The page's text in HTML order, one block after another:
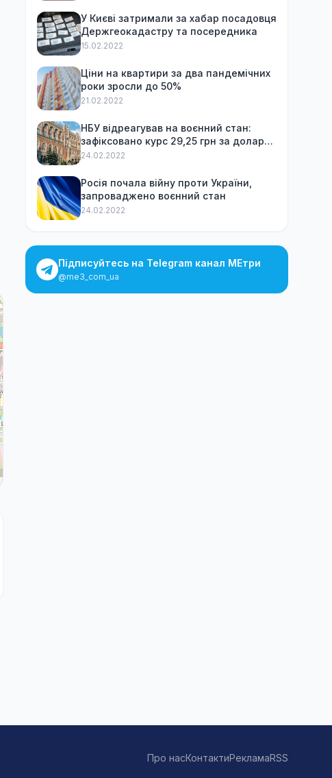
У Києві затримали за хабар посадовця
Держгеокадастру та посередника
15.02.2022
Ціни на квартири за два пандемічних
роки зросли до 50%
21.02.2022
НБУ відреагував на воєнний стан:
зафіксовано курс 29,25 грн за долар
та обмежив зняття готівки
24.02.2022
Росія почала війну проти України,
запроваджено воєнний стан
24.02.2022
Підписуйтесь на Telegram канал МЕтри
@me3_com_ua
Про насКонтактиРекламаRSS